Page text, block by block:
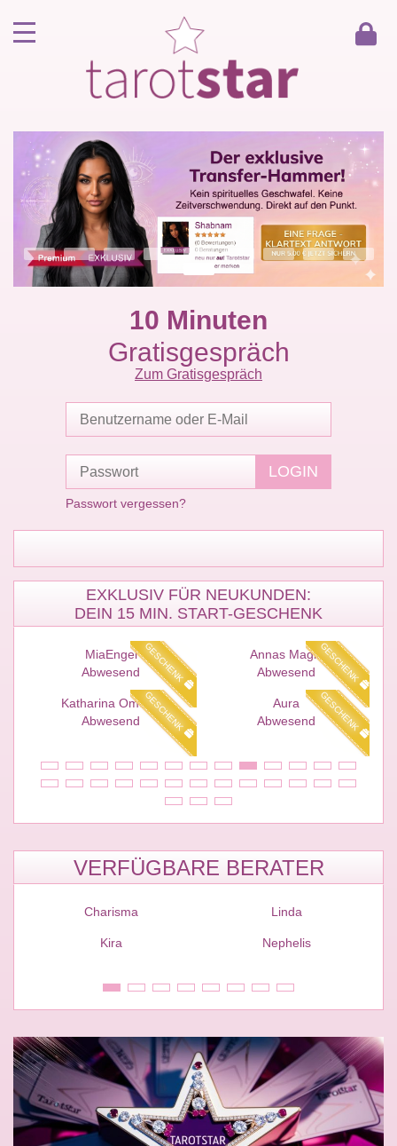
Kunde werden
Berater werden
Kartenlegen Gratisgespräch
Gästebuch
10 Minuten
Gratisgespräch
Zum Gratisgespräch
Passwort vergessen?
EXKLUSIV FÜR NEUKUNDEN:
DEIN 15 MIN. START-GESCHENK
GESCHENK
MiaEngel
Abwesend
GESCHENK
Annas Magie
Abwesend
GESCHENK
Katharina Omega
Abwesend
GESCHENK
Aura
Abwesend
VERFÜGBARE BERATER
Charisma Linda
Kira Nephelis